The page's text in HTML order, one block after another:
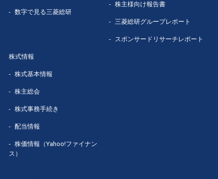
数字で見る三菱総研
株主様向け報告書
三菱総研グループレポート
スポンサードリサーチレポート
株式情報
株式基本情報
株主総会
株式事務手続き
配当情報
株価情報（Yahoo!ファイナン
ス）